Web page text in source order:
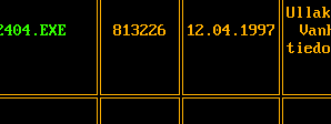
813226 12.04.1997